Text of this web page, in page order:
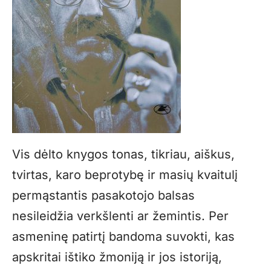
Vis dėlto knygos tonas, tikriau, aiškus,
tvirtas, karo beprotybę ir masių kvaitulį
permąstantis pasakotojo balsas
nesileidžia verkšlenti ar žemintis. Per
asmeninę patirtį bandoma suvokti, kas
apskritai ištiko žmoniją ir jos istoriją,